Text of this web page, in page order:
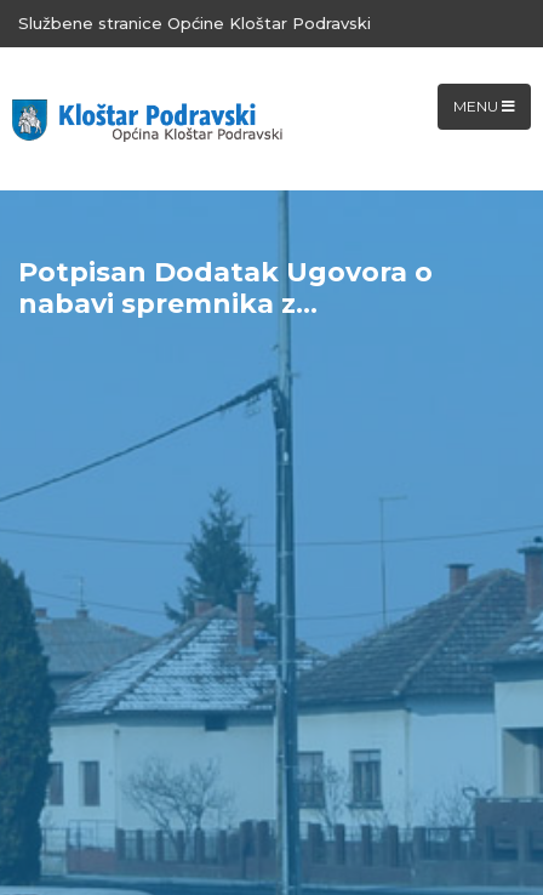
Službene stranice Općine Kloštar Podravski
MENU
Potpisan Dodatak Ugovora o
nabavi spremnika z...